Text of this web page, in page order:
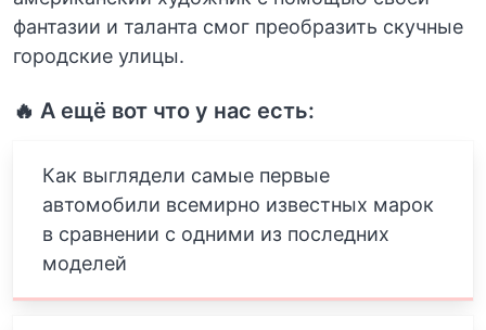
фантазии и таланта смог преобразить скучные
городские улицы.
🔥 А ещё вот что у нас есть:
Как выглядели самые первые
автомобили всемирно известных марок
в сравнении с одними из последних
моделей